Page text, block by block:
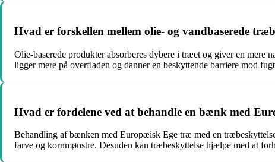
Hvad er forskellen mellem olie- og vandbaserede
Olie-baserede produkter absorberes dybere i træet og giver en mere
ligger mere på overfladen og danner en beskyttende barriere mod
Hvad er fordelene ved at behandle en bænk med
Behandling af bænken med Europæisk Ege træ med en
farve og kornmønstre. Desuden kan træbeskyttelse hjælpe med at